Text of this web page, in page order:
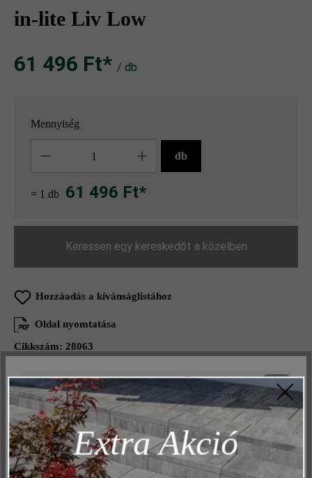
in-lite Liv Low
61 496 Ft‎‎‎* / db
Mennyiség
db
= 1 db 61 496 Ft*
Keressen egy kereskedőt a közelben
Hozzáadás a kívánságlistához
Oldal nyomtatása
Cikkszám: 28063
Termékleírás
Az in-lite Liv Low útjelző lámpa minden irányban meleg
hangulatvilágítást ad. Alacsony fényerejével kellemes hangulatot
Műszakilag és működéshez szükséges Aktív
Marketing Inaktív
Elemzés Inaktív
Kényelem (weboldal működése) Inaktív
Extra Akció